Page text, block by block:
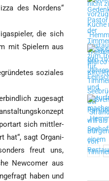
des Nor­dens“
die sich
mit Spie­lern aus
sozia­les
zuge­sagt
sich mitt­ler­
hat“, sagt Orga­ni­
freut uns,
New­co­mer aus
haben und